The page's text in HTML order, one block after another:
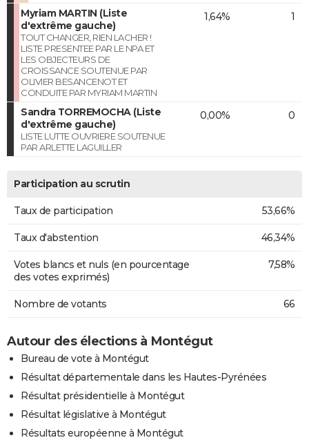
Myriam MARTIN (Liste
d'extrême gauche)
TOUT CHANGER, RIEN LACHER !
LISTE PRESENTEE PAR LE NPA ET
LES OBJECTEURS DE
CROISSANCE SOUTENUE PAR
OLIVIER BESANCENOT ET
CONDUITE PAR MYRIAM MARTIN
1,64% 1
Sandra TORREMOCHA (Liste
d'extrême gauche)
LISTE LUTTE OUVRIERE SOUTENUE
PAR ARLETTE LAGUILLER
0,00% 0
Participation au scrutin
Taux de participation 53,66%
Taux d'abstention 46,34%
Votes blancs et nuls (en pourcentage
des votes exprimés)
7,58%
Nombre de votants 66
Autour des élections à Montégut
Bureau de vote à Montégut
Résultat départementale dans les Hautes-Pyrénées
Résultat présidentielle à Montégut
Résultat législative à Montégut
Résultats européenne à Montégut